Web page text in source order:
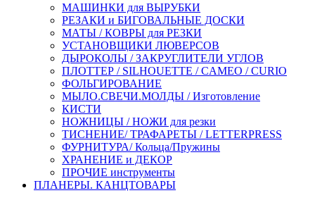
МАШИНКИ для ВЫРУБКИ
РЕЗАКИ и БИГОВАЛЬНЫЕ ДОСКИ
МАТЫ / КОВРЫ для РЕЗКИ
УСТАНОВЩИКИ ЛЮВЕРСОВ
ДЫРОКОЛЫ / ЗАКРУГЛИТЕЛИ УГЛОВ
ПЛОТТЕР / SILHOUETTE / CAMEO / CURIO
ФОЛЬГИРОВАНИЕ
МЫЛО.СВЕЧИ.МОЛДЫ / Изготовление
КИСТИ
НОЖНИЦЫ / НОЖИ для резки
ТИСНЕНИЕ/ ТРАФАРЕТЫ / LETTERPRESS
ФУРНИТУРА/ Кольца/Пружины
ХРАНЕНИЕ и ДЕКОР
ПРОЧИЕ инструменты
ПЛАНЕРЫ. КАНЦТОВАРЫ